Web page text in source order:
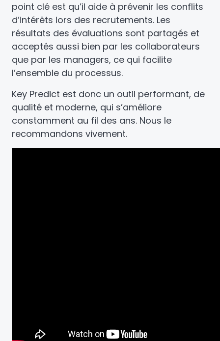
point clé est qu’il aide à prévenir les conflits
d’intérêts lors des recrutements. Les
résultats des évaluations sont partagés et
acceptés aussi bien par les collaborateurs
que par les managers, ce qui facilite
l’ensemble du processus.
Key Predict est donc un outil performant, de
qualité et moderne, qui s’améliore
constamment au fil des ans. Nous le
recommandons vivement.